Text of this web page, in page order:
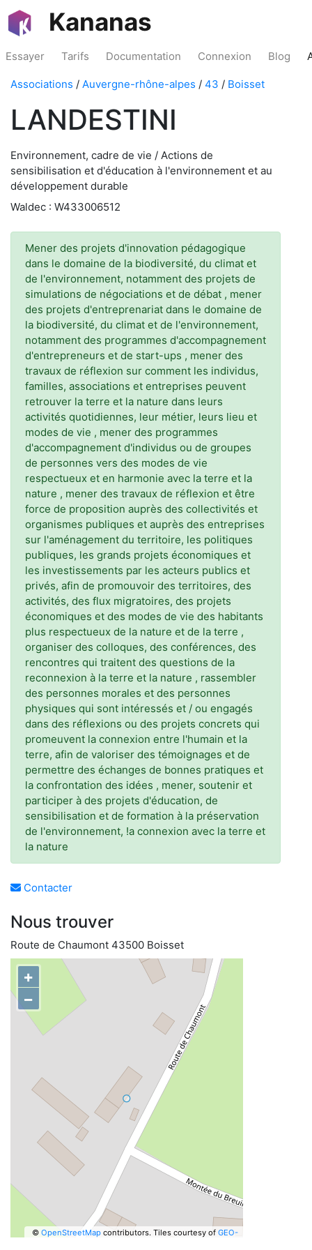
Kananas
Essayer Tarifs Documentation Connexion Blog
Associations / Auvergne-rhône-alpes / 43 / Boisset
LANDESTINI
Environnement, cadre de vie / Actions de
sensibilisation et d'éducation à l'environnement et au
développement durable
Waldec : W433006512
Mener des projets d'innovation pédagogique
dans le domaine de la biodiversité, du climat et
de l'environnement, notamment des projets de
simulations de négociations et de débat , mener
des projets d'entreprenariat dans le domaine de
la biodiversité, du climat et de l'environnement,
notamment des programmes d'accompagnement
d'entrepreneurs et de start-ups , mener des
travaux de réflexion sur comment les individus,
familles, associations et entreprises peuvent
retrouver la terre et la nature dans leurs
activités quotidiennes, leur métier, leurs lieu et
modes de vie , mener des programmes
d'accompagnement d'individus ou de groupes
de personnes vers des modes de vie
respectueux et en harmonie avec la terre et la
nature , mener des travaux de réflexion et être
force de proposition auprès des collectivités et
organismes publiques et auprès des entreprises
sur l'aménagement du territoire, les politiques
publiques, les grands projets économiques et
les investissements par les acteurs publics et
privés, afin de promouvoir des territoires, des
activités, des flux migratoires, des projets
économiques et des modes de vie des habitants
plus respectueux de la nature et de la terre ,
organiser des colloques, des conférences, des
rencontres qui traitent des questions de la
reconnexion à la terre et la nature , rassembler
des personnes morales et des personnes
physiques qui sont intéressés et / ou engagés
dans des réflexions ou des projets concrets qui
promeuvent la connexion entre l'humain et la
terre, afin de valoriser des témoignages et de
permettre des échanges de bonnes pratiques et
la confrontation des idées , mener, soutenir et
participer à des projets d'éducation, de
sensibilisation et de formation à la préservation
de l'environnement, !a connexion avec la terre et
la nature
Contacter
Nous trouver
Route de Chaumont 43500 Boisset
+
−
© OpenStreetMapcontributors. Tiles courtesy of GEO-